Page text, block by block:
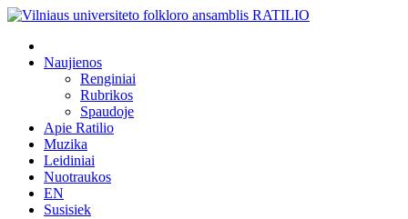
Naujienos
Renginiai
Rubrikos
Spaudoje
Apie Ratilio
Muzika
Leidiniai
Nuotraukos
EN
Susisiek